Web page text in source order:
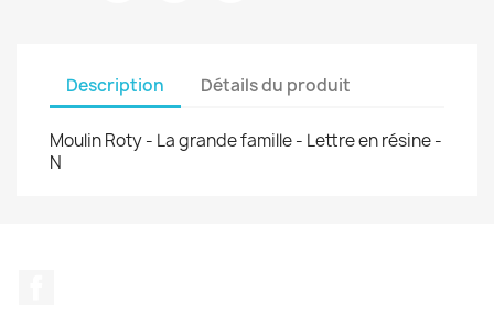
Description Détails du produit
Moulin Roty - La grande famille - Lettre en résine -
N